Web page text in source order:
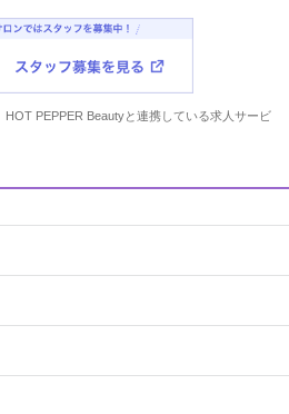
PEPPER Beautyと連携している求人サービ